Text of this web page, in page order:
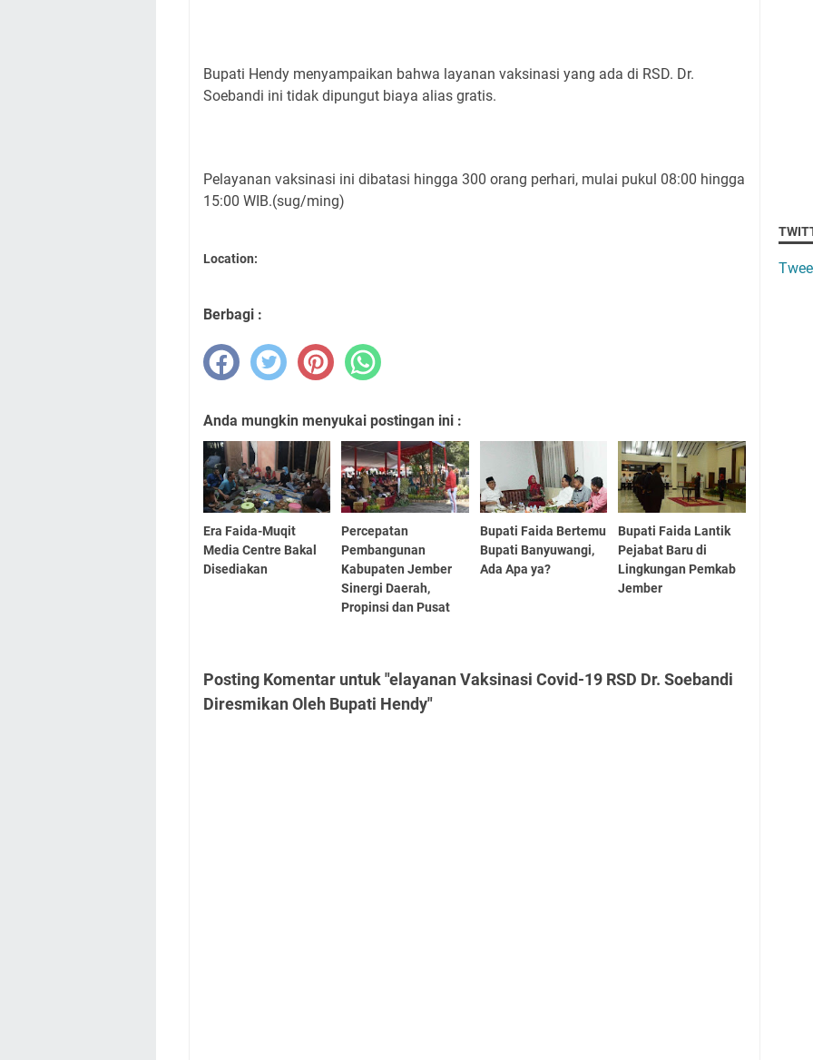
Bupati Hendy menyampaikan bahwa layanan vaksinasi yang ada di RSD. Dr.
Soebandi ini tidak dipungut biaya alias gratis.
Pelayanan vaksinasi ini dibatasi hingga 300 orang perhari, mulai pukul 08:00 hingga
15:00 WIB.(sug/ming)
Location:
Berbagi :
Anda mungkin menyukai postingan ini :
Era Faida-Muqit
Media Centre Bakal
Disediakan
Percepatan
Pembangunan
Kabupaten Jember
Sinergi Daerah,
Propinsi dan Pusat
Bupati Faida Bertemu
Bupati Banyuwangi,
Ada Apa ya?
Bupati Faida Lantik
Pejabat Baru di
Lingkungan Pemkab
Jember
Posting Komentar untuk "elayanan Vaksinasi Covid-19 RSD Dr. Soebandi
Diresmikan Oleh Bupati Hendy"